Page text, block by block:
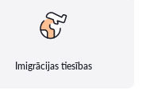
Imigrācijas tiesības